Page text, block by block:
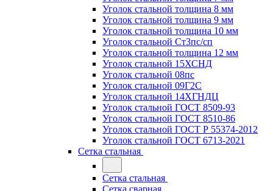
Уголок стальной толщина 8 мм
Уголок стальной толщина 9 мм
Уголок стальной толщина 10 мм
Уголок стальной Ст3пс/сп
Уголок стальной толщина 12 мм
Уголок стальной 15ХСНД
Уголок стальной 08пс
Уголок стальной 09Г2С
Уголок стальной 14ХГНДЦ
Уголок стальной ГОСТ 8509-93
Уголок стальной ГОСТ 8510-86
Уголок стальной ГОСТ Р 55374-2012
Уголок стальной ГОСТ 6713-2021
Сетка стальная
Сетка стальная
Сетка сварная